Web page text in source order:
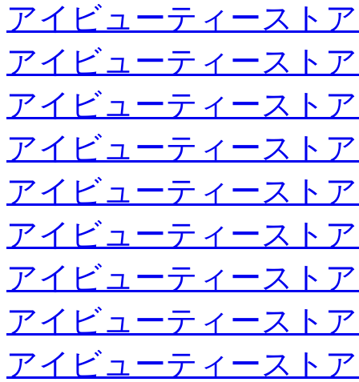
アイビューティースト
アイビューティースト
アイビューティースト
アイビューティースト
アイビューティースト
アイビューティースト
アイビューティースト
アイビューティースト
アイビューティースト